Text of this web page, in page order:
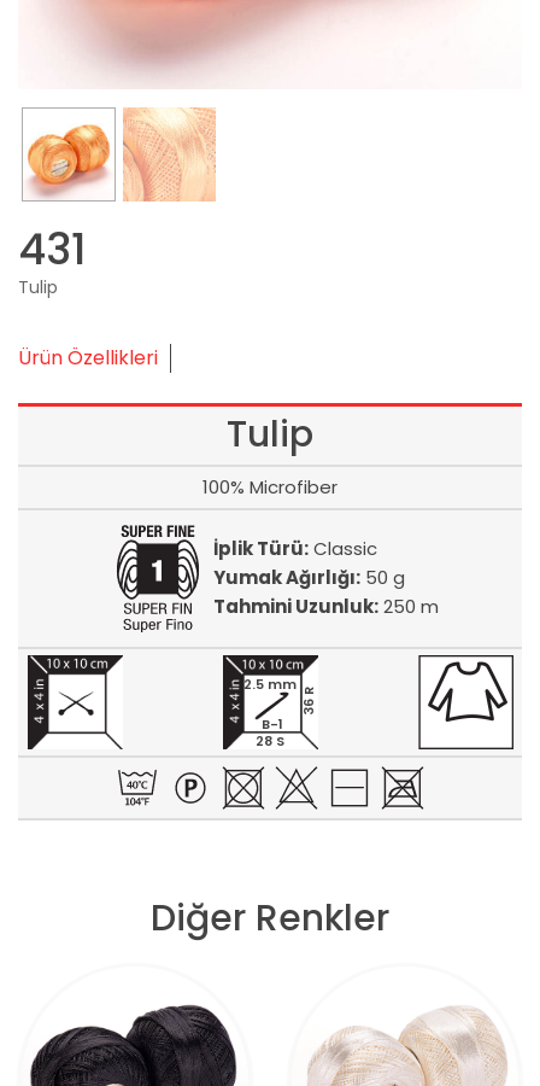
431
Tulip
Ürün Özellikleri
Tulip
100% Microfiber
İplik Türü:Classic
Yumak Ağırlığı:50 g
Tahmini Uzunluk:250 m
28 S
36 R
2.5 mm
B-1
Diğer Renkler